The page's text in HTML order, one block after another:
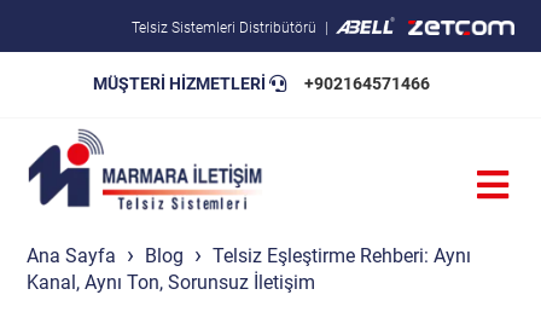
Telsiz Sistemleri Distribütörü
MÜŞTERİ HİZMETLERİ +902164571466
Ana Sayfa Blog
Telsiz Eşleştirme Rehberi: Aynı
Kanal, Aynı Ton, Sorunsuz İletişim